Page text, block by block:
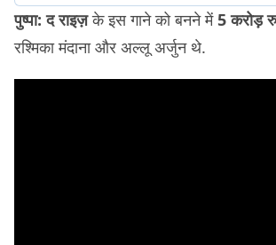
पुष्पा: द राइज़के इस गाने को बनने में 5 करोड़
रश्मिका मंदाना और अल्लू अर्जुन थे.